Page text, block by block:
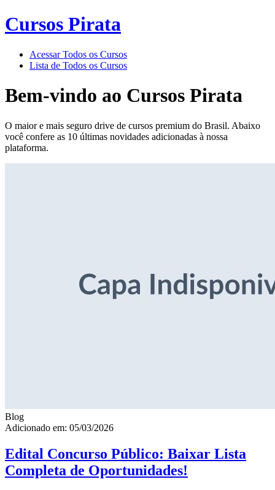
Cursos Pirata
Acessar Todos os Cursos
Lista de Todos os Cursos
Bem-vindo ao Cursos Pirata
O maior e mais seguro drive de cursos premium do Brasil. Abaixo
você confere as 10 últimas novidades adicionadas à nossa
plataforma.
Blog
Adicionado em: 05/03/2026
Edital Concurso Público: Baixar Lista
Completa de Oportunidades!